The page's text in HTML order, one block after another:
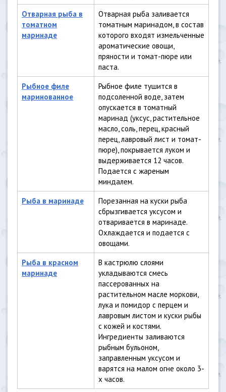
Отварная рыба в
томатном
маринаде
Отварная рыба заливается
томатным маринадом, в состав
которого входят измельченные
ароматические овощи,
пряности и томат-пюре или
паста.
Рыбное филе
маринованное
Рыбное филе тушится в
подсоленной воде, затем
опускается в томатный
маринад (уксус, растительное
масло, соль, перец, красный
перец, лавровый лист и томат-
пюре), покрывается луком и
выдерживается 12 часов.
Подается с жареным
миндалем.
Рыба в маринаде
Порезанная на куски рыба
сбрызгивается уксусом и
отваривается в маринаде.
Охлаждается и подается с
овощами.
Рыба в красном
маринаде
В кастрюлю слоями
укладываются смесь
пассерованных на
растительном масле моркови,
лука и помидор с перцем и
лавровым листом и куски рыбы
с кожей и костями.
Ингредиенты заливаются
рыбным бульоном,
заправленным уксусом и
варятся на малом огне около 3-
х часов.